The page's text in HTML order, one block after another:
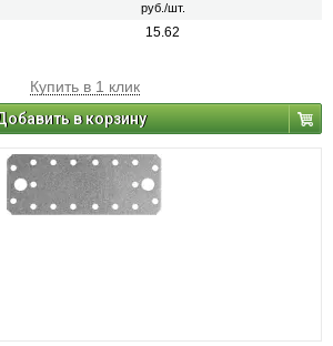
руб./шт.
15.62
Купить в 1 клик
в корзину